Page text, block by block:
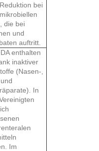
bei
die bei
und
auftritt.
enthalten
inaktiver
(Nasen-,
In
Im